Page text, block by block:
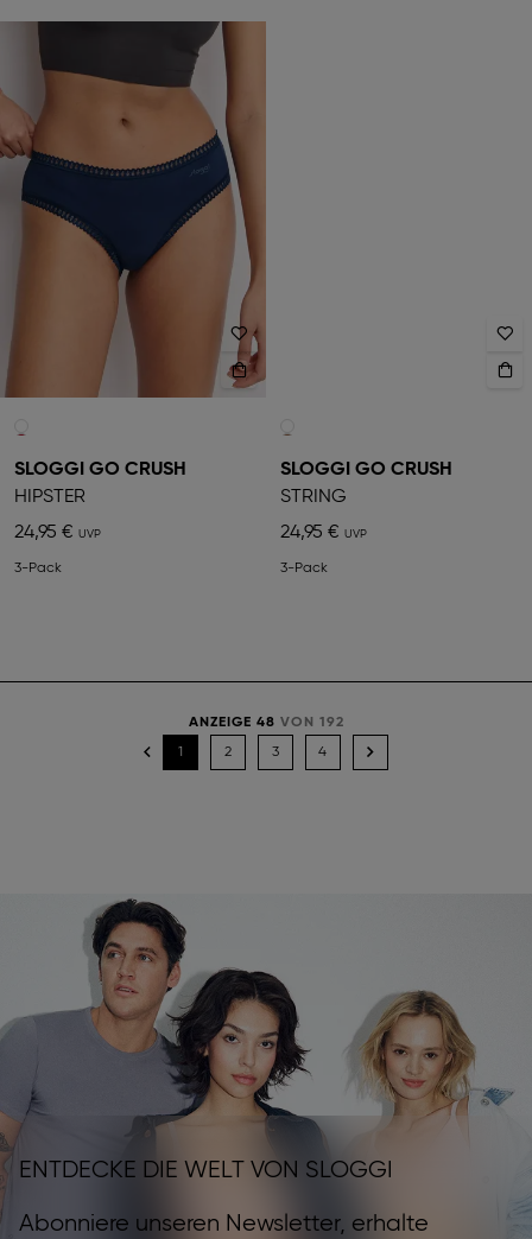
SLOGGI GO CRUSH
HIPSTER
24,95 €
3-Pack
SLOGGI GO CRUSH
STRING
24,95 €
3-Pack
ANZEIGE 48 VON 192
1 2 3 4
ENTDECKE DIE WELT VON SLOGGI
Abonniere unseren Newsletter, erhalte